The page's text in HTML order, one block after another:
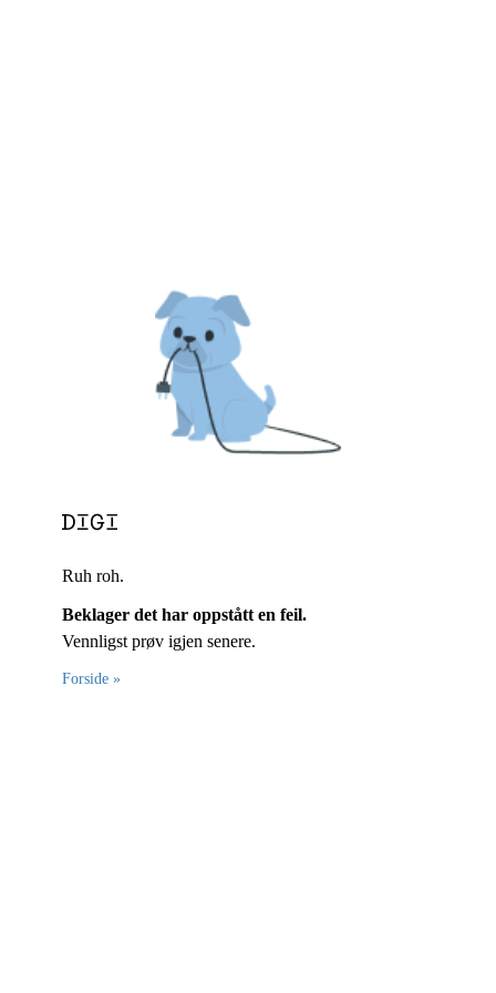
Ruh roh.
Beklager det har oppstått en feil.
Vennligst prøv igjen senere.
Forside »